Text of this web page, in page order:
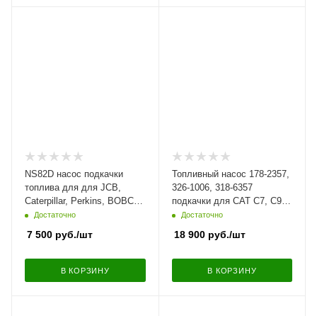
NS82D насос подкачки
топлива для для JCB,
Caterpillar, Perkins, BOBCAT
( ULPK0041, 3860189 )
Достаточно
7 500 руб./шт
В КОРЗИНУ
Топливный насос 178-2357,
326-1006, 318-6357
подкачки для CAT C7, C9,
3290Достаточно
18 900руб./шт
В КОРЗИНУ